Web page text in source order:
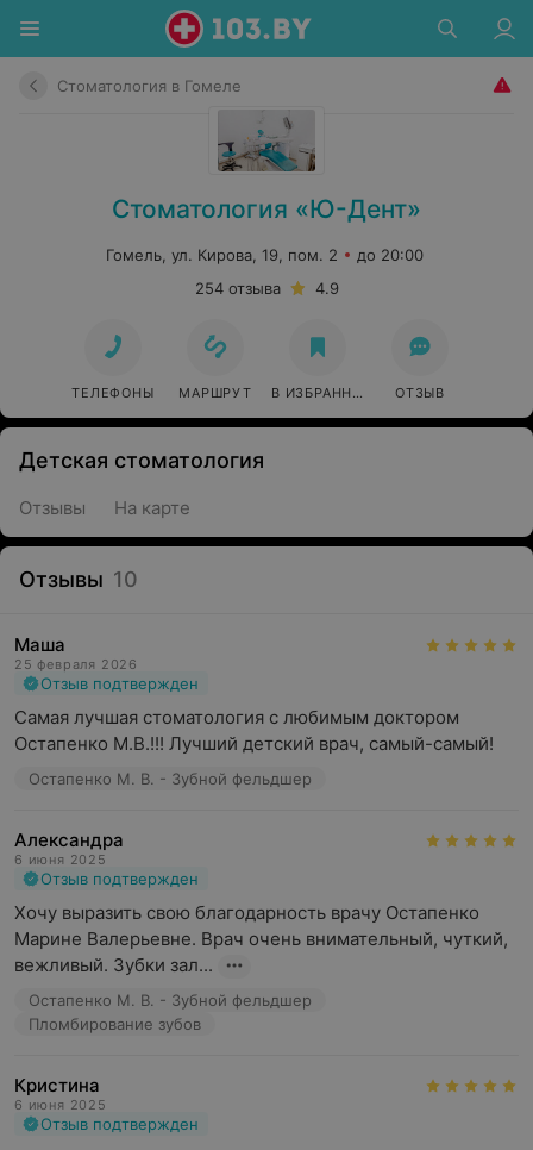
Стоматология в Гомеле
Стоматология «Ю-Дент»
Гомель, ул. Кирова, 19, пом. 2
до 20:00
254 отзыва
4.9
ТЕЛЕФОНЫ МАРШРУТ В ИЗБРАННОЕ ОТЗЫВ
Детская стоматология
Отзывы На карте
Отзывы 10
Маша
25 февраля 2026
Отзыв подтвержден
Самая лучшая стоматология с любимым доктором
Остапенко М.В.!!! Лучший детский врач, самый-самый!
Остапенко М. В. - Зубной фельдшер
Александра
6 июня 2025
Отзыв подтвержден
Хочу выразить свою благодарность врачу Остапенко
Марине Валерьевне. Врач очень внимательный, чуткий,
вежливый. Зубки зал...
Остапенко М. В. - Зубной фельдшер
Пломбирование зубов
Кристина
6 июня 2025
Отзыв подтвержден